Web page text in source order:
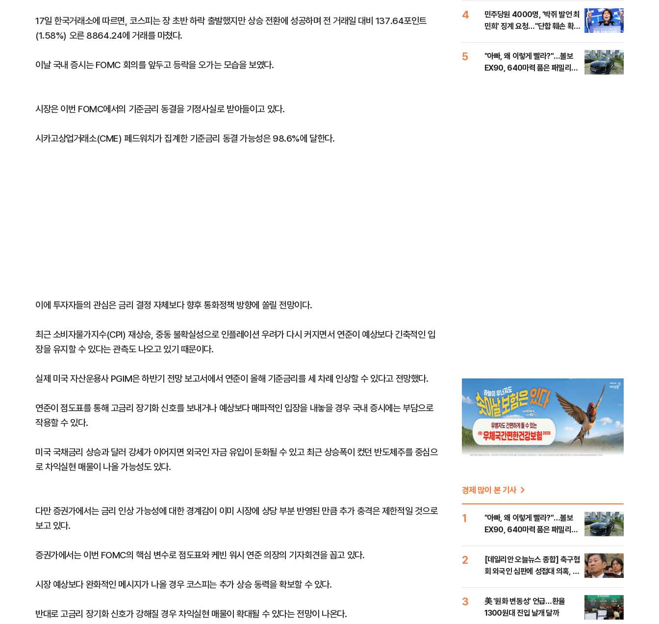
17일 한국거래소에 따르면, 코스피는 장 초반 하락 출발했지만 상승 전환에 성공하며 전 거래일 대비 137.64포인트
(1.58%) 오른 8864.24에 거래를 마쳤다.
이날 국내 증시는 FOMC 회의를 앞두고 등락을 오가는 모습을 보였다.
시장은 이번 FOMC에서의 기준금리 동결을 기정사실로 받아들이고 있다.
시카고상업거래소(CME) 페드워치가 집계한 기준금리 동결 가능성은 98.6%에 달한다.
이에 투자자들의 관심은 금리 결정 자체보다 향후 통화정책 방향에 쏠릴 전망이다.
최근 소비자물가지수(CPI) 재상승, 중동 불확실성으로 인플레이션 우려가 다시 커지면서 연준이 예상보다 긴축적인 입
장을 유지할 수 있다는 관측도 나오고 있기 때문이다.
실제 미국 자산운용사 PGIM은 하반기 전망 보고서에서 연준이 올해 기준금리를 세 차례 인상할 수 있다고 전망했다.
연준이 점도표를 통해 고금리 장기화 신호를 보내거나 예상보다 매파적인 입장을 내놓을 경우 국내 증시에는 부담으로
작용할 수 있다.
미국 국채금리 상승과 달러 강세가 이어지면 외국인 자금 유입이 둔화될 수 있고 최근 상승폭이 컸던 반도체주를 중심으
로 차익실현 매물이 나올 가능성도 있다.
다만 증권가에서는 금리 인상 가능성에 대한 경계감이 이미 시장에 상당 부분 반영된 만큼 추가 충격은 제한적일 것으로
보고 있다.
증권가에서는 이번 FOMC의 핵심 변수로 점도표와 케빈 워시 연준 의장의 기자회견을 꼽고 있다.
시장 예상보다 완화적인 메시지가 나올 경우 코스피는 추가 상승 동력을 확보할 수 있다.
반대로 고금리 장기화 신호가 강해질 경우 차익실현 매물이 확대될 수 있다는 전망이 나온다.
4
민주당원 4000명, '박쥐 발언 최
민희' 징계 요청…"단합 훼손 확인
5
"아빠, 왜 이렇게 빨라?"…볼보
EX90, 640마력 품은 패밀리카
경제 많이 본 기사
1
"아빠, 왜 이렇게 빨라?"…볼보
EX90, 640마력 품은 패밀리카
2
[데일리안 오늘뉴스 종합] 축구협
회 외국인 심판에 성접대 의혹, 李
나, 삼전닉스 올인은 금물, SK하
이닉스 프리마켓 시초가 논란 재
점화, 김민석 "과반 승리 가능성
3
美 '원화 변동성' 언급…환율
1300원대 진입 날개 달까